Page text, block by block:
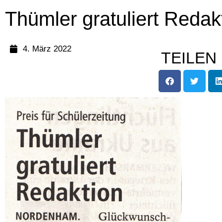
Thümler gratuliert
4. März 2022
TEILEN